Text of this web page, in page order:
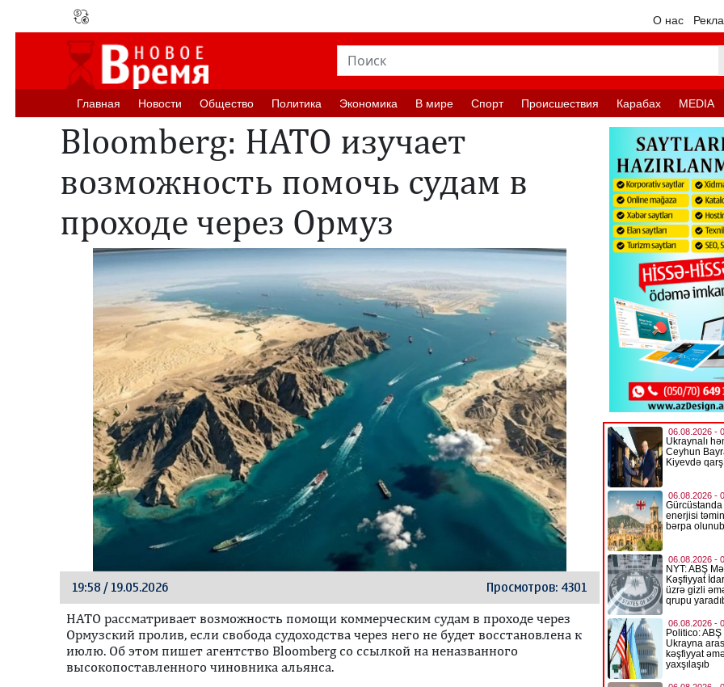
О нас
Главная Новости Oбщество Политика Экономика В мире Спорт Происшествия Карабах MEDIA
Bloomberg: НАТО изучает
возможность помочь судам в
проходе через Ормуз
19:58 / 19.05.2026 Просмотров: 4301
НАТО рассматривает возможность помощи коммерческим судам в проходе через
Ормузский пролив, если свобода судоходства через него не будет восстановлена к
июлю. Об этом пишет агентство Bloomberg со ссылкой на неназванного
высокопоставленного чиновника альянса.